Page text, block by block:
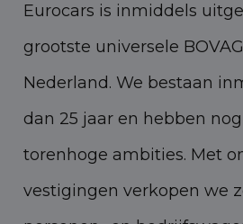
Eurocars is inmiddels
grootste universele
Nederland. We bestaan
dan 25 jaar en hebben
torenhoge ambities. Met
vestigingen verkopen we